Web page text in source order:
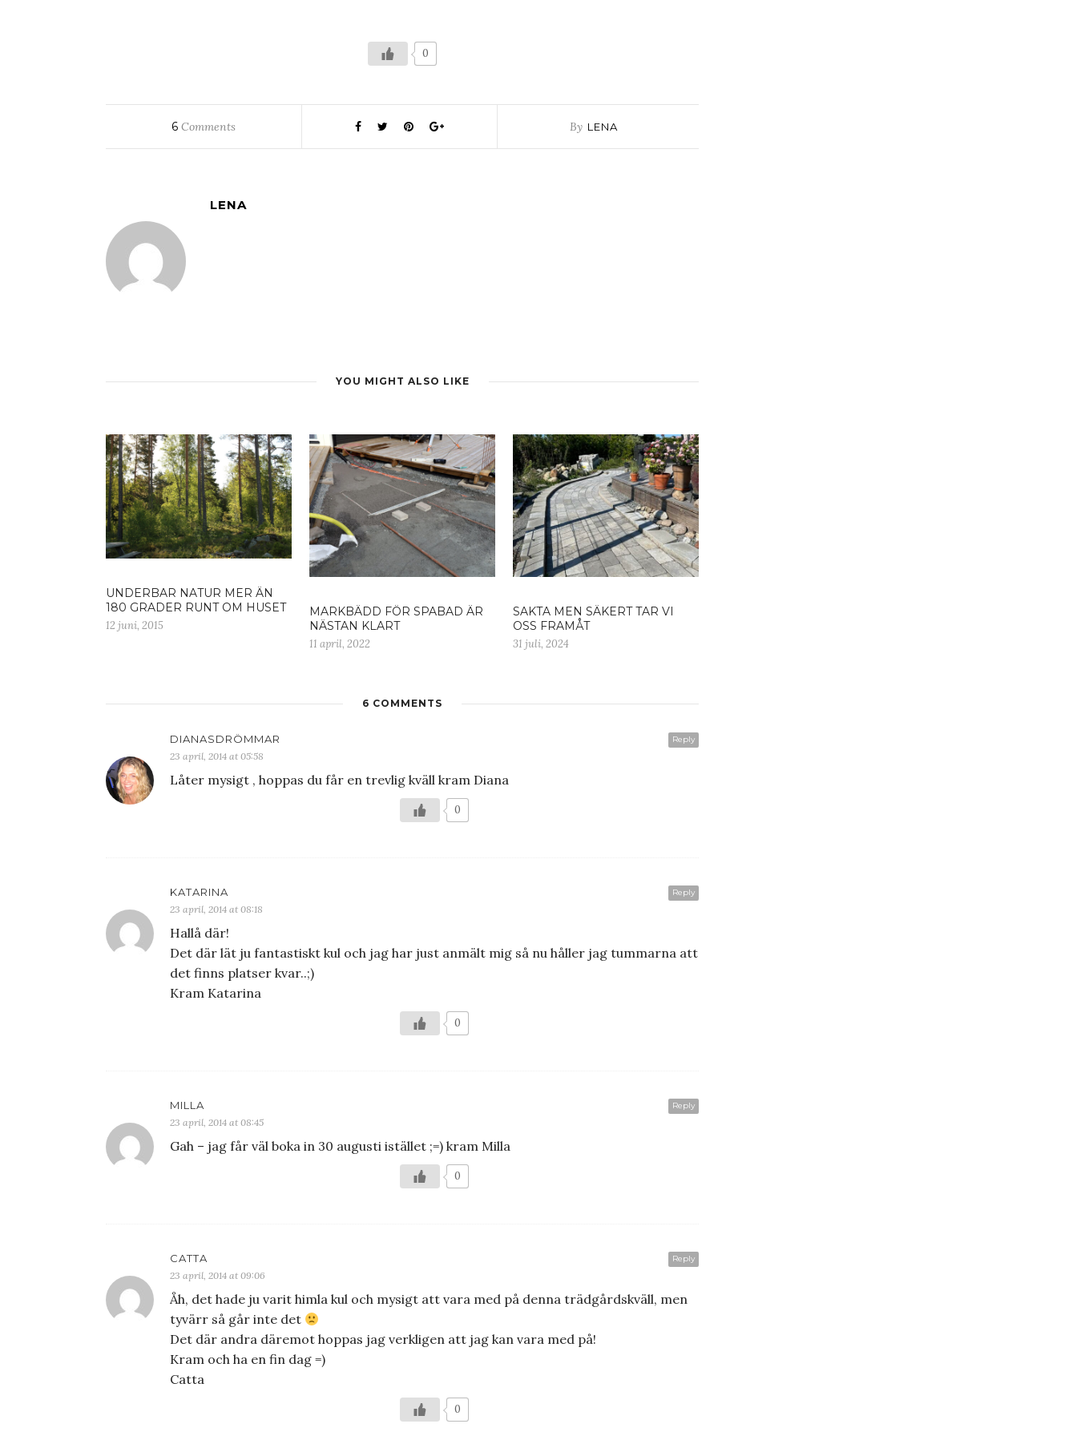
0
6 Comments By LENA
LENA
YOU MIGHT ALSO LIKE
UNDERBAR NATUR MER ÄN
180 GRADER RUNT OM HUSET
12 juni, 2015
MARKBÄDD FÖR SPABAD ÄR
NÄSTAN KLART
11 april, 2022
SAKTA MEN SÄKERT TAR VI
OSS FRAMÅT
31 juli, 2024
6 COMMENTS
Reply
DIANASDRÖMMAR
23 april, 2014 at 05:58
Låter mysigt , hoppas du får en trevlig kväll kram Diana
0
Reply
KATARINA
23 april, 2014 at 08:18
Hallå där!
Det där lät ju fantastiskt kul och jag har just anmält mig så nu håller jag tummarna att
det finns platser kvar..;)
Kram Katarina
0
Reply
MILLA
23 april, 2014 at 08:45
Gah – jag får väl boka in 30 augusti istället ;=) kram Milla
0
Reply
CATTA
23 april, 2014 at 09:06
Åh, det hade ju varit himla kul och mysigt att vara med på denna trädgårdskväll, men
tyvärr så går inte det
Det där andra däremot hoppas jag verkligen att jag kan vara med på!
Kram och ha en fin dag =)
Catta
0